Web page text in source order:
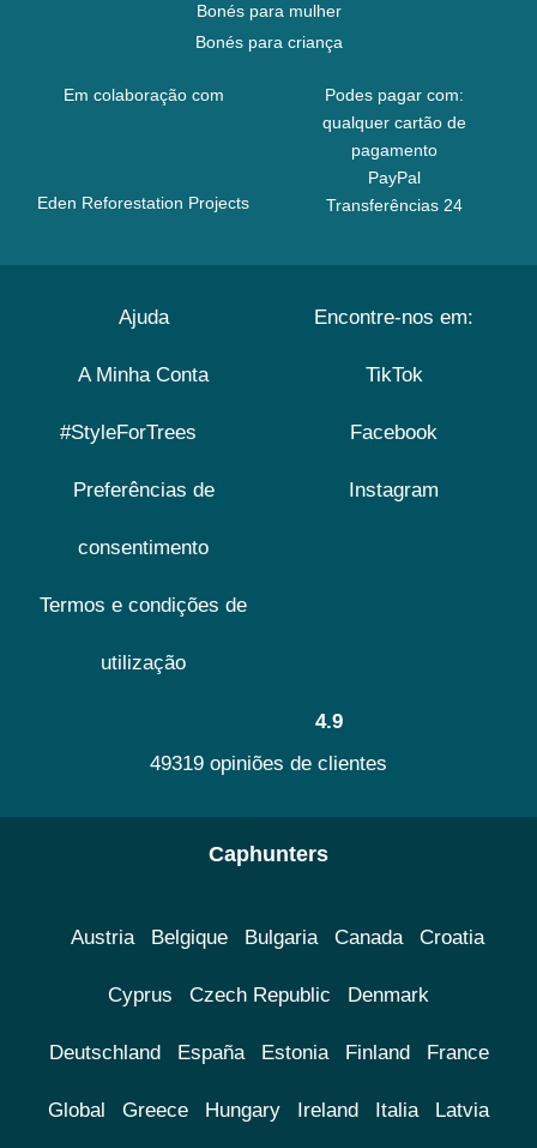
Bonés para mulher
Bonés para criança
Em colaboração com
Eden Reforestation Projects
Podes pagar com:
qualquer cartão de
pagamento
PayPal
Transferências 24
Ajuda
A Minha Conta
#StyleForTrees
Preferências de
consentimento
Termos e condições de
utilização
Encontre-nos em:
TikTok
Facebook
Instagram
4.9
49319 opiniões de clientes
Caphunters
Austria Belgique Bulgaria Canada Croatia
Cyprus Czech Republic Denmark
Deutschland España Estonia Finland France
Global Greece Hungary Ireland Italia Latvia